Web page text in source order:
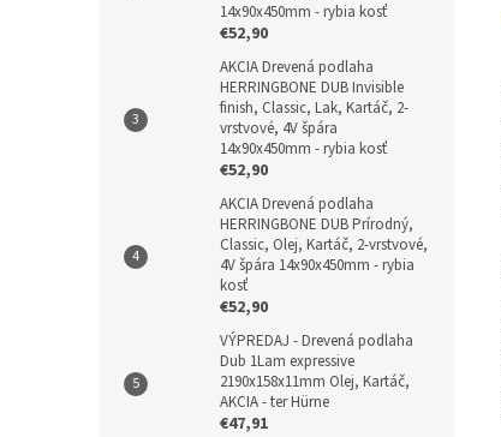
14x90x450mm - rybia kosť
€52,90
AKCIA Drevená podlaha
HERRINGBONE DUB Invisible
finish, Classic, Lak, Kartáč, 2-
vrstvové, 4V špára
14x90x450mm - rybia kosť
€52,90
AKCIA Drevená podlaha
HERRINGBONE DUB Prírodný,
Classic, Olej, Kartáč, 2-vrstvové,
4V špára 14x90x450mm - rybia
kosť
€52,90
VÝPREDAJ - Drevená podlaha
Dub 1Lam expressive
2190x158x11mm Olej, Kartáč,
AKCIA - ter Hürne
€47,91